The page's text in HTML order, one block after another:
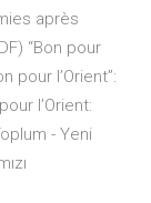
après
“Bon pour
pour l’Orient”:
l’Orient:
- Yeni